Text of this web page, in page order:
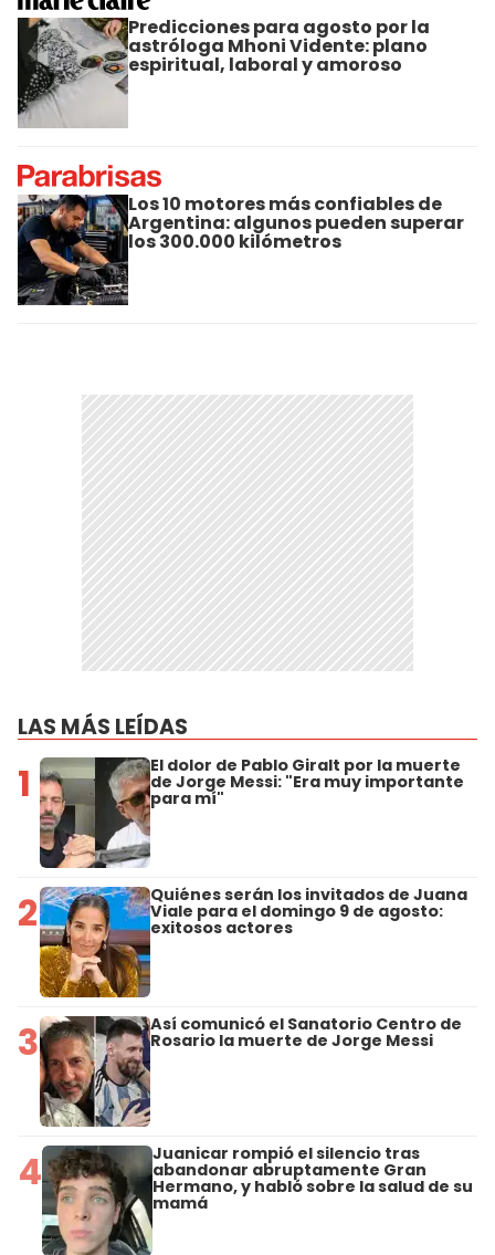
Predicciones para agosto por la
astróloga Mhoni Vidente: plano
espiritual, laboral y amoroso
Los 10 motores más confiables de
Argentina: algunos pueden superar
los 300.000 kilómetros
LAS MÁS LEÍDAS
1 El dolor de Pablo Giralt por la muerte
de Jorge Messi: "Era muy importante
para mí"
2 Quiénes serán los invitados de Juana
Viale para el domingo 9 de agosto:
exitosos actores
3 Así comunicó el Sanatorio Centro de
Rosario la muerte de Jorge Messi
4 Juanicar rompió el silencio tras
abandonar abruptamente Gran
Hermano, y habló sobre la salud de su
mamá